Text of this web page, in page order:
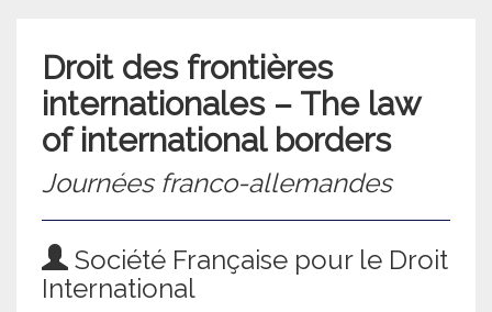
Droit des frontières
internationales – The law
of international borders
Journées franco-allemandes
Société Française pour le Droit
International